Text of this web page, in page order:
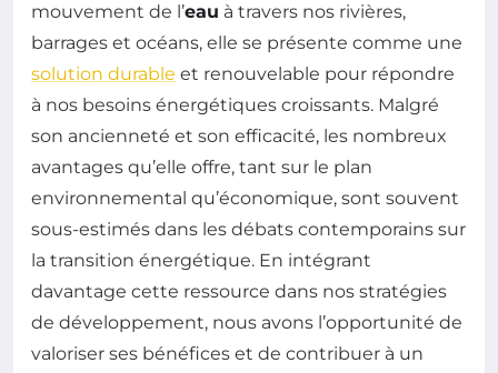
mouvement de l’eau à travers nos rivières,
barrages et océans, elle se présente comme une
solution durable et renouvelable pour répondre
à nos besoins énergétiques croissants. Malgré
son ancienneté et son efficacité, les nombreux
avantages qu’elle offre, tant sur le plan
environnemental qu’économique, sont souvent
sous-estimés dans les débats contemporains sur
la transition énergétique. En intégrant
davantage cette ressource dans nos stratégies
de développement, nous avons l’opportunité de
valoriser ses bénéfices et de contribuer à un